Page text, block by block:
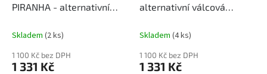
PIRANHA - alternativní
Skladem (2 ks)
1 100 Kč bez DPH
1 331 Kč
alternativní válcová
Skladem (4 ks)
1 100 Kč bez DPH
1 331 Kč